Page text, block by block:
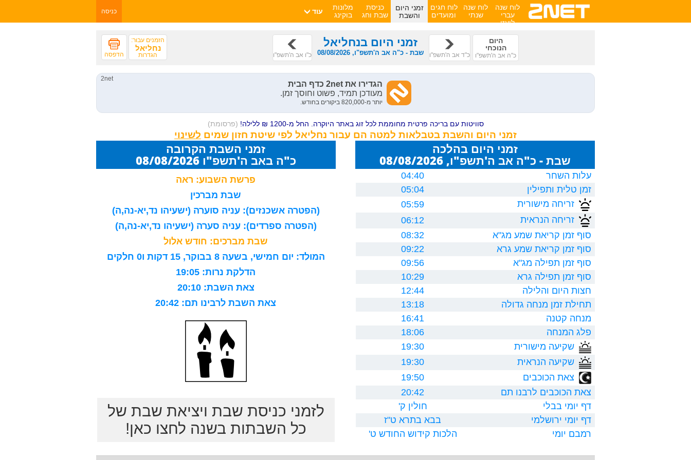
לוח שנה
עברי
לועזי
לוח שנה
שנתי
לוח חגים
ומועדים
זמני היום
והשבת
כניסת
שבת וחג
מלונות
בוקינג
עוד כניסה
הזמנים עבור:
נחליאל
הגדרות הדפסה
היום
הנוכחי
כ"ה אב ה'תשפ"ו כ"ד אב ה'תשפ"ו
זמני היום בנחליאל
שבת - כ"ה אב ה'תשפ"ו, 08/08/2026 כ"ו אב ה'תשפ"ו
סוויטות עם בריכה פרטית מחוממת לכל זוג באתר היוקרה. החל מ-1200 ₪ ללילה! (פרסומת)
זמני היום והשבת בטבלאות למטה הם עבור נחליאל לפי שיטת חזון שמים
זמני היום בהלכה
שבת - כ"ה אב ה'תשפ"ו, 08/08/2026
עלות השחר
04:40
זמן טלית ותפילין
05:04
זריחה מישורית
05:59
זריחה הנראית
06:12
סוף זמן קריאת שמע מג"א
08:32
סוף זמן קריאת שמע גרא
09:22
סוף זמן תפילה מג"א
09:56
סוף זמן תפילה גרא
10:29
חצות היום והלילה
12:44
תחילת זמן מנחה גדולה
13:18
מנחה קטנה
16:41
פלג המנחה
18:06
שקיעה מישורית
19:30
שקיעה הנראית
19:30
צאת הכוכבים
19:50
צאת הכוכבים לרבנו תם
20:42
דף יומי בבלי
חולין ק'
דף יומי ירושלמי
בבא בתרא ט"ז
רמבם יומי
הלכות קידוש החודש ט'
זמני השבת הקרובה
כ"ה באב ה'תשפ"ו 08/08/2026
פרשת השבוע: ראה
שבת מברכין
(הפטרה אשכנזים): עניה סוערה (ישעיהו נד,יא-נה,ה)
(הפטרה ספרדים): עניה סערה (ישעיהו נד,יא-נה,ה)
שבת מברכים: חודש אלול
המולד: יום חמישי, בשעה 8 בבוקר, 15 דקות ו0 חלקים
הדלקת נרות: 19:05
צאת השבת: 20:10
צאת השבת לרבינו תם: 20:42
לזמני כניסת שבת ויציאת שבת של
כל השבתות בשנה לחצו כאן!